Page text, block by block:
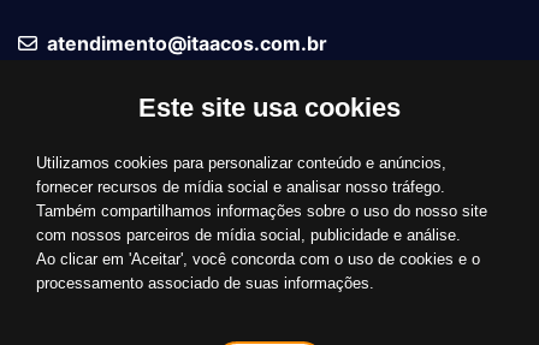
atendimento@itaacos.com.br
Fale com um vendedor
Bandeiras Aceitas
Este site usa cookies
Utilizamos cookies para personalizar conteúdo e anúncios,
fornecer recursos de mídia social e analisar nosso tráfego.
Também compartilhamos informações sobre o uso do nosso site
com nossos parceiros de mídia social, publicidade e análise.
Ao clicar em 'Aceitar', você concorda com o uso de cookies e o
processamento associado de suas informações.